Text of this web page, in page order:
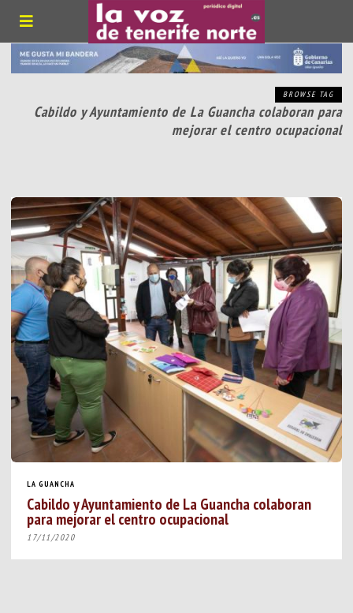
BROWSE TAG
Cabildo y Ayuntamiento de La Guancha colaboran para
mejorar el centro ocupacional
LA GUANCHA
Cabildo y Ayuntamiento de La Guancha colaboran
para mejorar el centro ocupacional
17/11/2020